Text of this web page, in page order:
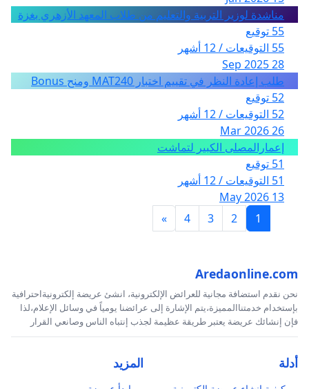
مناشدة لوزير التربية والتعليم من طلاب المعهد الأزهري بغزة
55 توقيع
55 التوقيعات / 12 أشهر
28 Sep 2025
طلب إعادة النظر في تقييم اختبار MAT240 ومنح Bonus
52 توقيع
52 التوقيعات / 12 أشهر
26 Mar 2026
إعمارالمصلى الكبير لتماشت
51 توقيع
51 التوقيعات / 12 أشهر
13 May 2026
1
2
3
4
»
Aredaonline.com
نحن نقدم استضافة مجانية للعرائض الإلكترونية، انشئ عريضة إلكترونيةاحترافية
بإستخدام خدمتناالمميزة،يتم الإشارة إلى عرائضنا يومياً في وسائل الإعلام،لذا
فإن إنشائك عريضة يعتبر طريقة عظيمة لجذب إنتباه الناس وصانعي القرار
أدلة المزيد